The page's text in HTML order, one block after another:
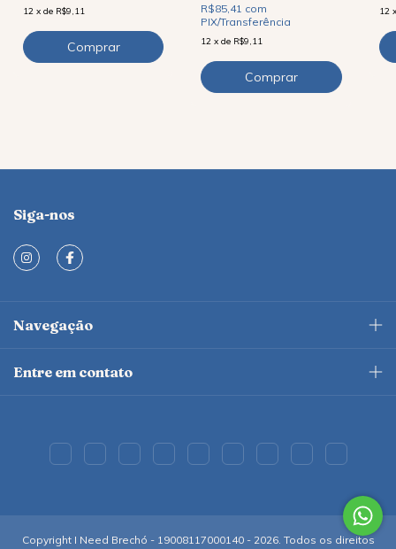
12 x de R$9,11
R$85,41 com
PIX/Transferência
12 xde R$9,11
12
Siga-nos
Navegação
Entre em contato
Copyright I Need Brechó - 19008117000140 - 2026. Todos os direitos